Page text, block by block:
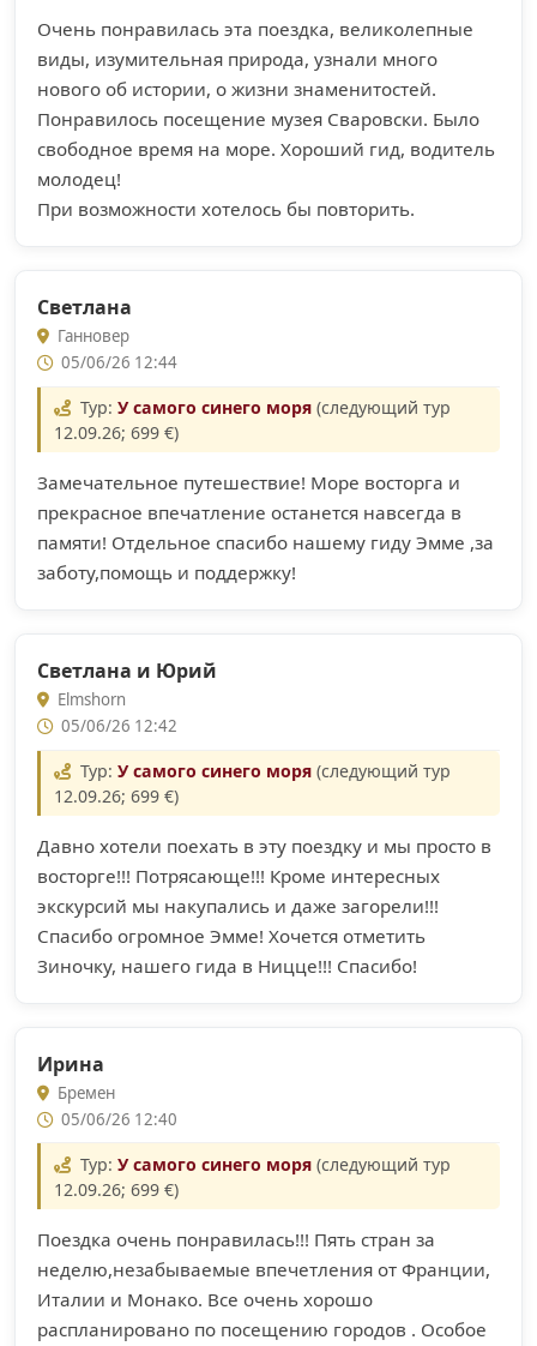
Очень понравилась эта поездка, великолепные
виды, изумительная природа, узнали много
нового об истории, о жизни знаменитостей.
Понравилось посещение музея Сваровски. Было
свободное время на море. Хороший гид, водитель
молодец!
При возможности хотелось бы повторить.
Светлана
Ганновер
05/06/26 12:44
Тур: У самого синего моря(следующий тур
12.09.26; 699 €)
Замечательное путешествие! Море восторга и
прекрасное впечатление останется навсегда в
памяти! Отдельное спасибо нашему гиду Эмме ,за
заботу,помощь и поддержку!
Светлана и Юрий
Elmshorn
05/06/26 12:42
Тур: У самого синего моря(следующий тур
12.09.26; 699 €)
Давно хотели поехать в эту поездку и мы просто в
восторге!!! Потрясающе!!! Кроме интересных
экскурсий мы накупались и даже загорели!!!
Спасибо огромное Эмме! Хочется отметить
Зиночку, нашего гида в Ницце!!! Спасибо!
Ирина
Бремен
05/06/26 12:40
Тур: У самого синего моря(следующий тур
12.09.26; 699 €)
Поездка очень понравилась!!! Пять стран за
неделю,незабываемые впечетления от Франции,
Италии и Монако. Все очень хорошо
распланировано по посещению городов . Особое